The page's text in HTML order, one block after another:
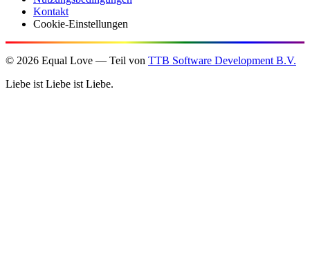
Kontakt
Cookie-Einstellungen
© 2026 Equal Love — Teil von TTB Software Development B.V.
Liebe ist Liebe ist Liebe.